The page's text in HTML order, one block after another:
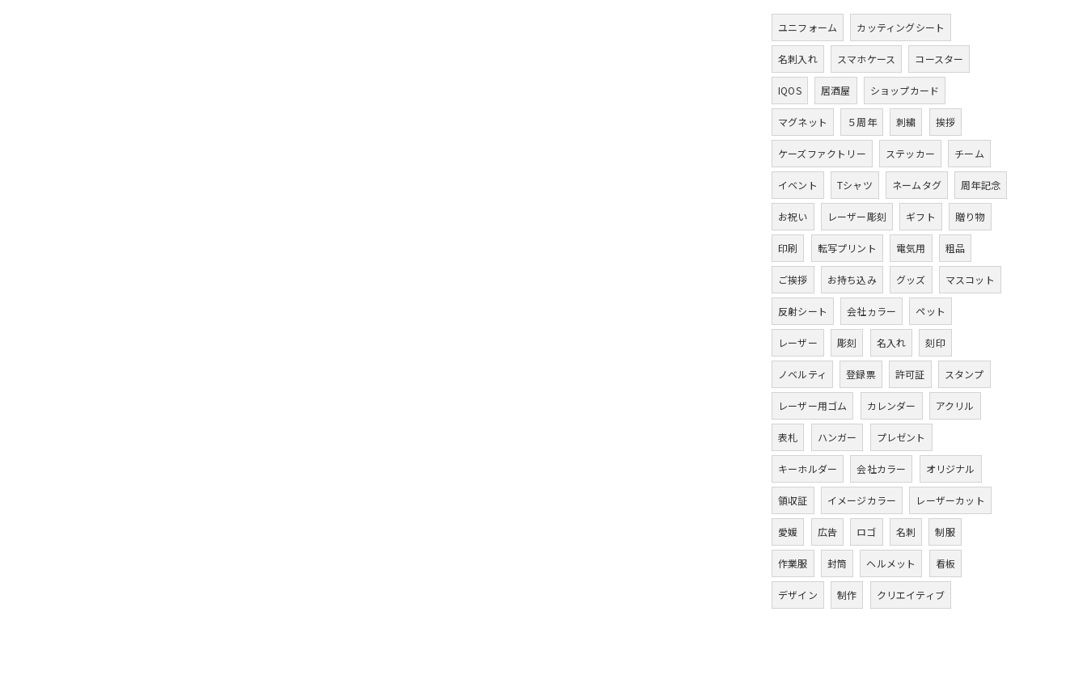
ユニフォーム カッティングシート
名刺入れ スマホケース コースター
IQOS 居酒屋 ショップカード
マグネット ５周年 刺繍 挨拶
ケーズファクトリー ステッカー チーム
イベント Tシャツ ネームタグ 周年記念
お祝い レーザー彫刻 ギフト 贈り物
印刷 転写プリント 電気用 粗品
ご挨拶 お持ち込み グッズ マスコット
反射シート 会社ヵラー ペット
レーザー 彫刻 名入れ 刻印
ノベルティ 登録票 許可証 スタンプ
レーザー用ゴム カレンダー アクリル
表札 ハンガー プレゼント
キーホルダー 会社カラー オリジナル
領収証 イメージカラー レーザーカット
愛媛 広告 ロゴ 名刺 制服
作業服 封筒 ヘルメット 看板
デザイン 制作 クリエイティブ